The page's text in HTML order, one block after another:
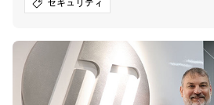
セキュリティ